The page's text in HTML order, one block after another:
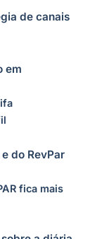
de canais
em
do RevPar
fica mais